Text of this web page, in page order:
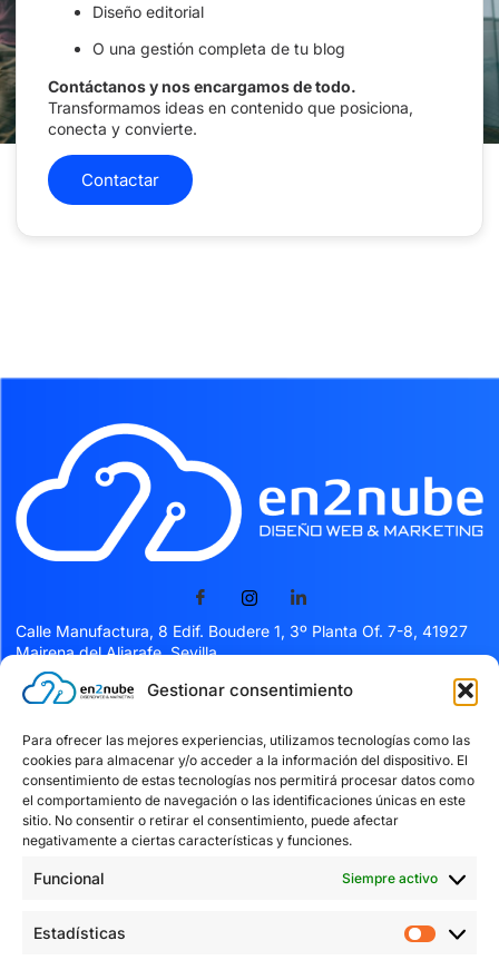
Gestionar consentimiento
Para ofrecer las mejores experiencias, utilizamos tecnologías como las
cookies para almacenar y/o acceder a la información del dispositivo. El
consentimiento de estas tecnologías nos permitirá procesar datos como
el comportamiento de navegación o las identificaciones únicas en este
sitio. No consentir o retirar el consentimiento, puede afectar
negativamente a ciertas características y funciones.
Funcional Siempre activo
Estadísticas
Diseño editorial
O una gestión completa de tu blog
Contáctanos y nos encargamos de todo.
Transformamos ideas en contenido que posiciona,
conecta y convierte.
Contactar
Calle Manufactura, 8 Edif. Boudere 1, 3º Planta Of. 7-8, 41927
Mairena del Aljarafe, Sevilla
Servicios
Facturación Verifactu
Kit digital
Blog
Textos Legales